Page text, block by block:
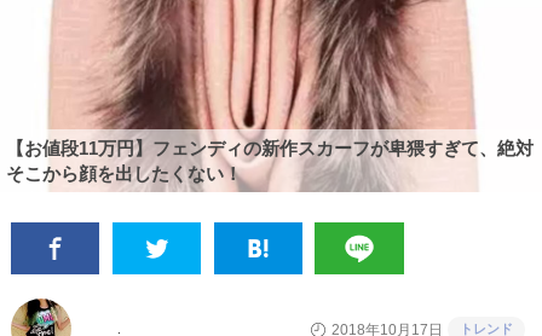
【お値段11万円】フェンディの新作スカーフが卑猥すぎて、絶対
そこから顔を出したくない！
2018年10月17日 トレンド